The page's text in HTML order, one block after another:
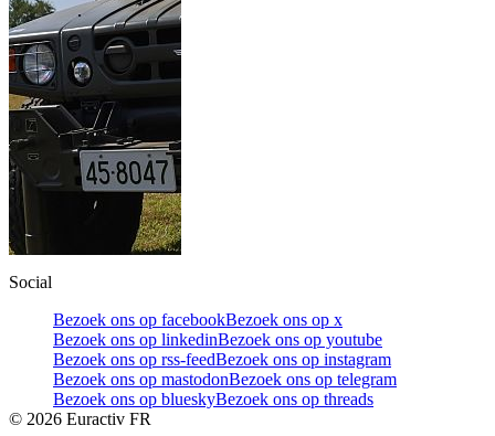
Social
Bezoek ons op facebookBezoek ons op x
Bezoek ons op linkedinBezoek ons op youtube
Bezoek ons op rss-feedBezoek ons op instagram
Bezoek ons op mastodonBezoek ons op telegram
Bezoek ons op blueskyBezoek ons op threads
© 2026 Euractiv FR